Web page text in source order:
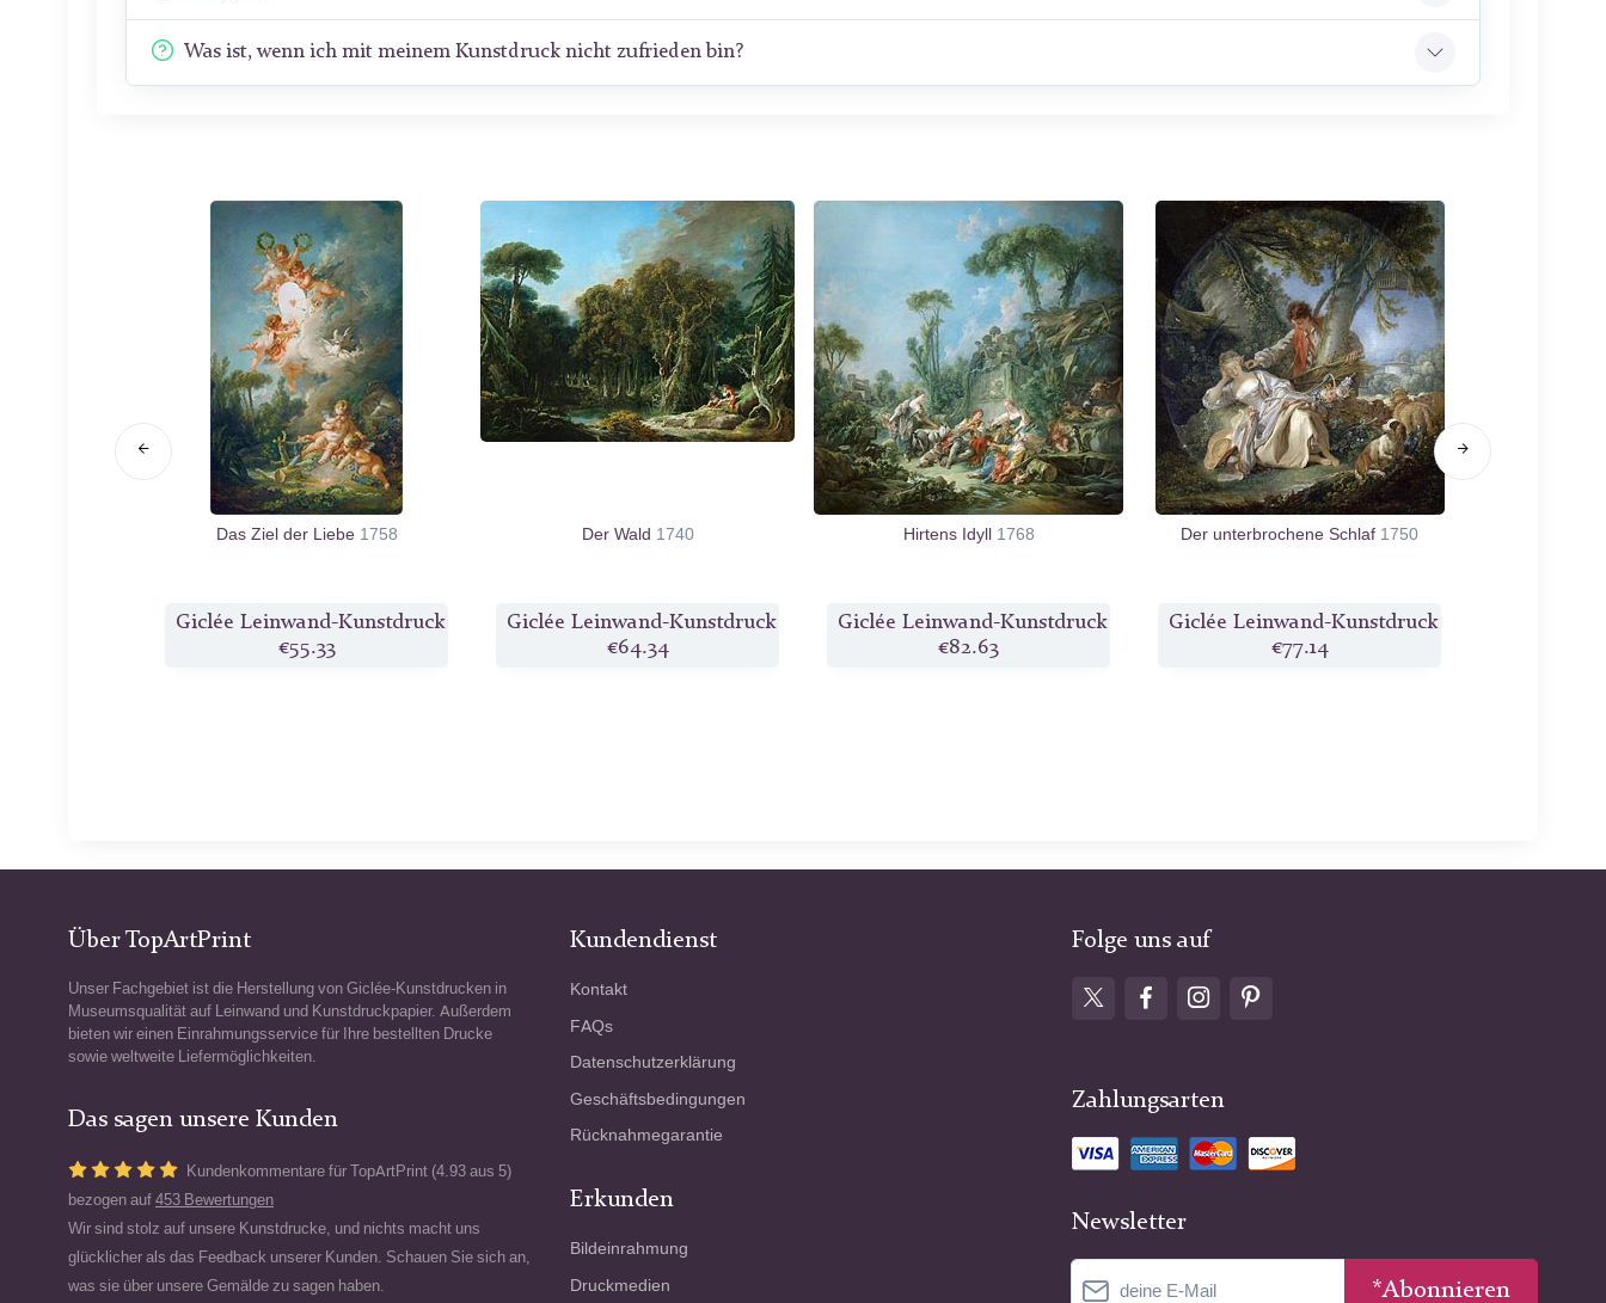
Was ist, wenn ich mit meinem Kunstdruck nicht zufrieden bin?
Das Ziel der Liebe 1758
Giclée Leinwand-Kunstdruck
€55.33
Der Wald 1740
Giclée Leinwand-Kunstdruck
€64.34
Hirtens Idyll 1768
Giclée Leinwand-Kunstdruck
€82.63
Der unterbrochene Schlaf 1750
Giclée Leinwand-Kunstdruck
€77.14
Über TopArtPrint
Unser Fachgebiet ist die Herstellung von Giclée-Kunstdrucken in
Museumsqualität auf Leinwand und Kunstdruckpapier. Außerdem
bieten wir einen Einrahmungsservice für Ihre bestellten Drucke
sowie weltweite Liefermöglichkeiten.
Das sagen unsere Kunden
Kundenkommentare für TopArtPrint (4.93 aus 5)
bezogen auf 453 Bewertungen
Wir sind stolz auf unsere Kunstdrucke, und nichts macht uns
glücklicher als das Feedback unserer Kunden. Schauen Sie sich an,
was sie über unsere Gemälde zu sagen haben.
Kundendienst
Kontakt
FAQs
Datenschutzerklärung
Geschäftsbedingungen
Rücknahmegarantie
Erkunden
Bildeinrahmung
Druckmedien
Folge uns auf
Zahlungsarten
Newsletter
*Abonnieren